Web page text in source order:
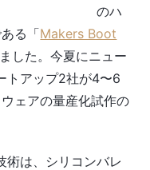
のハ
る「Makers Boot
した。今夏にニュー
トアップ2社が4〜6
ェアの量産化試作の
術は、シリコンバレ